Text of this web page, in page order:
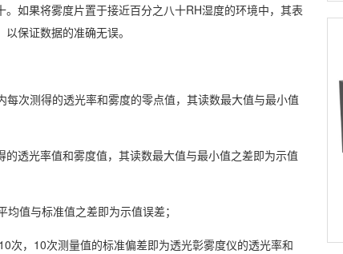
如果将雾度片置于接近百分之八十RH湿度的环境中，其表
保证数据的准确无误。
次测得的透光率和雾度的零点值，其读数最大值与最小值
透光率值和雾度值，其读数最大值与最小值之差即为示值
值与标准值之差即为示值误差；
，10次测量值的标准偏差即为透光彰雾度仪的透光率和